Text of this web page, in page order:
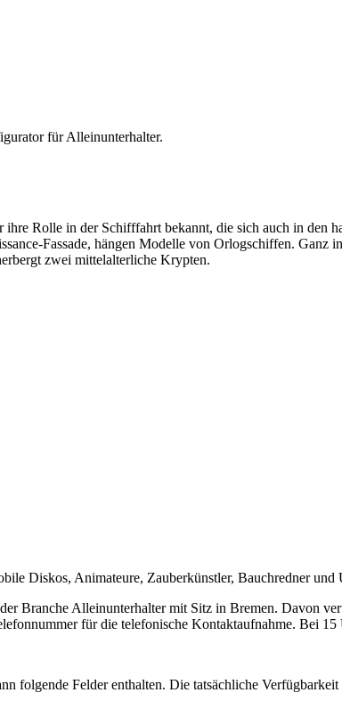
fürAlleinunterhalter.
ihre Rolle in der Schifffahrt bekannt, die sich auch in den
Fassade, hängen Modelle von Orlogschiffen.
zwei mittelalterliche Krypten.
Diskos, Animateure, Zauberkünstler, Bauchredner und
Branche Alleinunterhaltermit Sitz in Bremen. Davon
für die telefonische Kontaktaufnahme. Bei 15
folgende Felder enthalten. Die tatsächliche